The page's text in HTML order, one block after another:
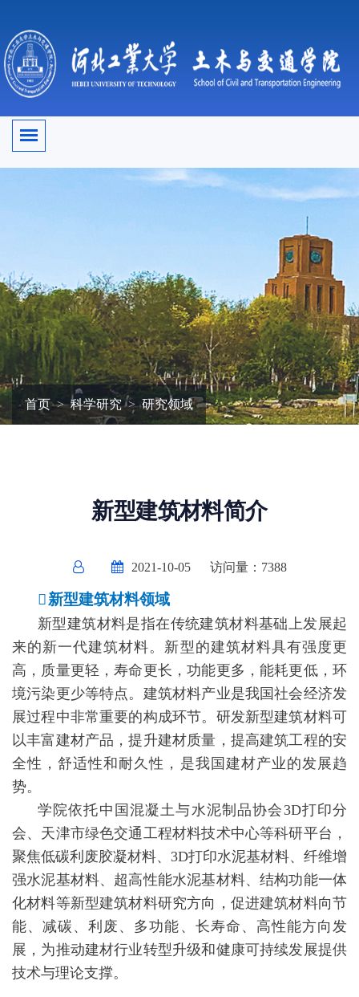
首页 科学研究 研究领域
新型建筑材料简介
2021-10-05 访问量： 7388
新型建筑材料领域
新型建筑材料是指在传统建筑材料基础上发展起
来的新一代建筑材料。新型的建筑材料具有强度更
高，质量更轻，寿命更长，功能更多，能耗更低，环
境污染更少等特点。建筑材料产业是我国社会经济发
展过程中非常重要的构成环节。研发新型建筑材料可
以丰富建材产品，提升建材质量，提高建筑工程的安
全性，舒适性和耐久性，是我国建材产业的发展趋
势。
学院依托中国混凝土与水泥制品协会3D打印分
会、天津市绿色交通工程材料技术中心等科研平台，
聚焦低碳利废胶凝材料、3D打印水泥基材料、纤维增
强水泥基材料、超高性能水泥基材料、结构功能一体
化材料等新型建筑材料研究方向，促进建筑材料向节
能、减碳、利废、多功能、长寿命、高性能方向发
展，为推动建材行业转型升级和健康可持续发展提供
技术与理论支撑。